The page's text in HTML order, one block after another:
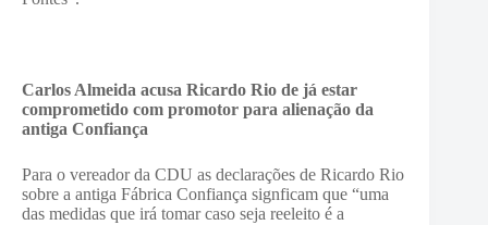
Carlos Almeida acusa Ricardo Rio de já estar
comprometido com promotor para alienação da
antiga Confiança
Para o vereador da CDU as declarações de Ricardo Rio
sobre a antiga Fábrica Confiança signficam que “uma
das medidas que irá tomar caso seja reeleito é a